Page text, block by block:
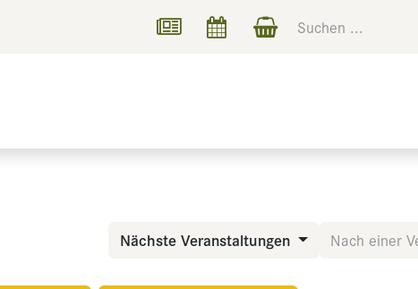
Nächste Veranstaltungen